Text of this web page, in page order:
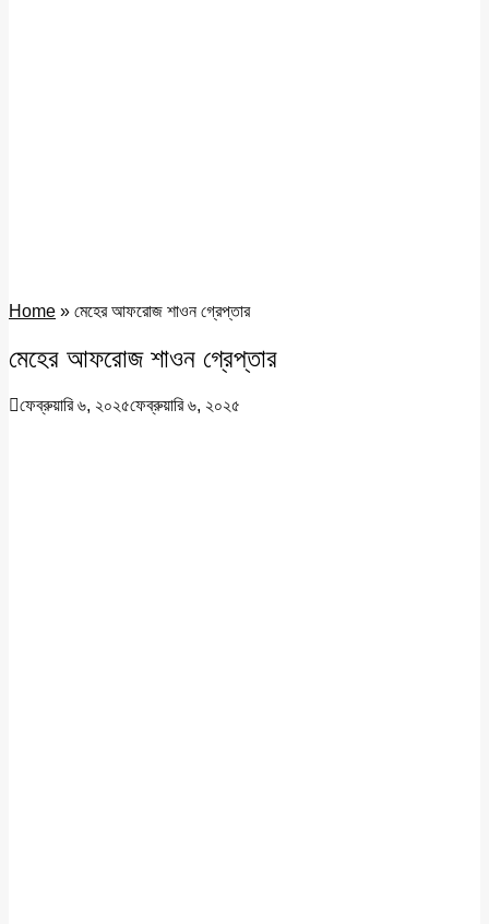
Home » মেহের আফরোজ শাওন গ্রেপ্তার
মেহের আফরোজ শাওন গ্রেপ্তার
ফেব্রুয়ারি ৬, ২০২৫ফেব্রুয়ারি ৬, ২০২৫